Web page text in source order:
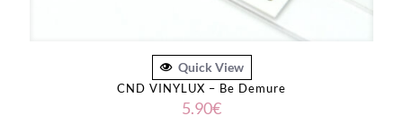
Quick View
CND VINYLUX – Be Demure
5.90€